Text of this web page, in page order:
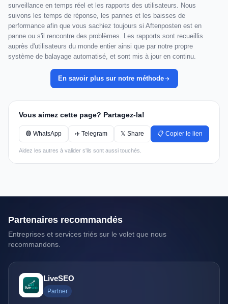
surveillance en temps réel et les rapports des utilisateurs. Nous
suivons les temps de réponse, les pannes et les baisses de
performance afin que vous sachiez toujours si Aftenposten est en
panne ou s'il rencontre des problèmes. Les rapports sont recueillis
auprès d'utilisateurs du monde entier ainsi que par notre propre
système de balayage automatisé, et sont mis à jour en continu.
En savoir plus sur notre méthode
Vous aimez cette page? Partagez-la!
🟢 WhatsApp ✈️ Telegram 𝕏 Share 📋 Copier le lien
Aidez les autres à valider s'ils sont aussi touchés.
Partenaires recommandés
Entreprises et services triés sur le volet que nous
recommandons.
LiveSEO
Partner